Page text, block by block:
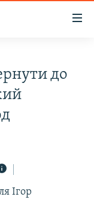
до
Ігор